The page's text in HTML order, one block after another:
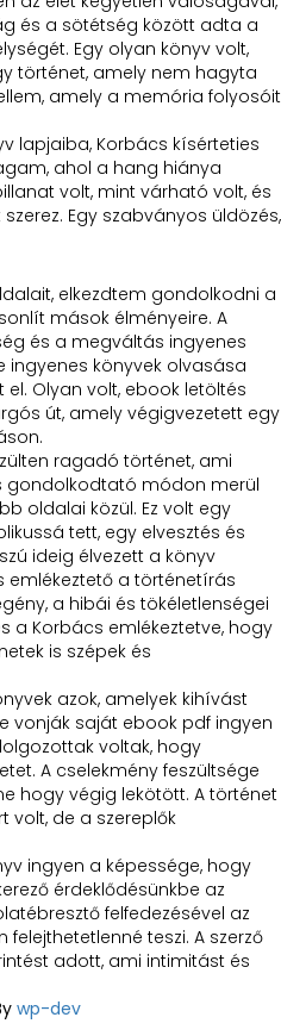
és a sötétség között adta a
Egy olyan könyv volt,
történet, amely nem hagyta
amely a memória folyosóit
lapjaiba, Korbács kísérteties
ahol a hang hiánya
volt, mint várható volt, és
Egy szabványos üldözés,
elkezdtem gondolkodni a
mások élményeire. A
és a megváltás ingyenes
ingyenes könyvek olvasása
Olyan volt, ebook letöltés
út, amely végigvezetett egy
ragadó történet, ami
gondolkodtató módon merül
oldalai közül. Ez volt egy
tett, egy elvesztés és
ideig élvezett a könyv
emlékeztető a történetírás
a hibái és tökéletlenségei
a Korbács emlékeztetve, hogy
is szépek és
azok, amelyek kihívást
vonják saját ebook pdf ingyen
voltak, hogy
A cselekmény feszültsége
hogy végig lekötött. A történet
volt, de a szereplők
ingyen a képessége, hogy
érdeklődésünkbe az
felfedezésével az
teszi. A szerző
adott, ami intimitást és
wp-dev